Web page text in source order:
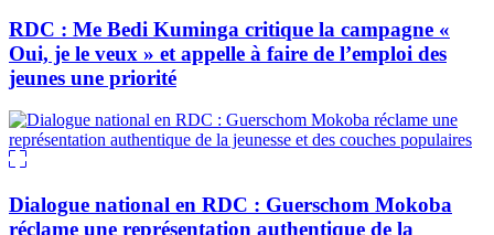
RDC : Me Bedi Kuminga critique la campagne «
Oui, je le veux » et appelle à faire de l’emploi des
jeunes une priorité
Dialogue national en RDC : Guerschom Mokoba
réclame une représentation authentique de la